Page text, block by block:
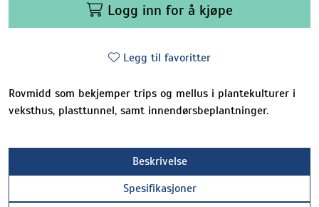
Logg inn for å kjøpe
Legg til favoritter
Rovmidd som bekjemper trips og mellus i plantekulturer i
veksthus, plasttunnel, samt innendørsbeplantninger.
Beskrivelse
Spesifikasjoner